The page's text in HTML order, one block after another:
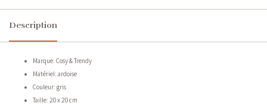
Description
Marque: Cosy & Trendy
Matériel: ardoise
Couleur: gris
Taille: 20 x 20 cm